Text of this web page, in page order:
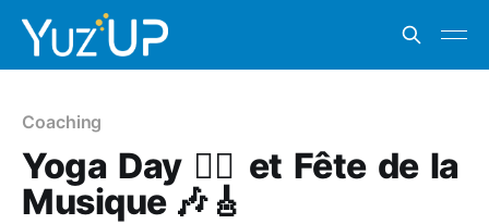
Coaching
Yoga Day 🧘‍♀️ et Fête de la
Musique 🎶🎸